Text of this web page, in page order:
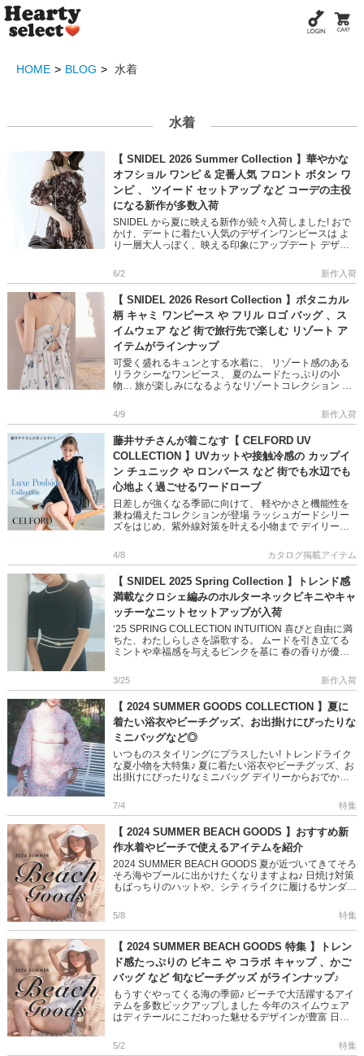
HOME BLOG 水着
水着
【 SNIDEL 2026 Summer Collection 】華やかな
オフショル ワンピ & 定番人気 フロント ボタン ワ
ンピ 、 ツイード セットアップ など コーデの主役
になる新作が多数入荷
SNIDEL から夏に映える新作が続々入荷しました! おで
かけ、デートに着たい人気のデザインワンピースは よ
り一層大人っぽく、映える印象にアップデート デザイ
で 大人の遊 […]
6/2 新作入荷
【 SNIDEL 2026 Resort Collection 】ボタニカル
柄 キャミ ワンピース や フリル ロゴ バッグ 、ス
イムウェア など 街で旅行先で楽しむ リゾート ア
イテムがラインナップ
可愛く盛れるキュンとする水着に、 リゾート感のある
リラクシーなワンピース、 夏のムードたっぷりの小
物… 旅が楽しみになるようなリゾートコレクション 春
4/9 新作入荷
藤井サチさんが着こなす【 CELFORD UV
COLLECTION 】UVカットや接触冷感の カップイ
ン チュニック や ロンパース など 街でも水辺でも
心地よく過ごせるワードローブ
日差しが強くなる季節に向けて、 軽やかさと機能性を
兼ね備えたコレクションが登場 ラッシュガードシリー
ズをはじめ、紫外線対策を叶える小物まで デイリーに
着用画像でご紹介し […]
4/8 カタログ掲載アイテム
【 SNIDEL 2025 Spring Collection 】トレンド感
満載なクロシェ編みのホルターネックビキニやキャ
ッチーなニットセットアップが入荷
‘25 SPRING COLLECTION INTUITION 喜びと自由に満
ちた、わたしらしさを謳歌する。 ムードを引き立てる
ミントや幸福感を与えるピンクを基に 春の香りが優し
3/25 新作入荷
【 2024 SUMMER GOODS COLLECTION 】夏に
着たい浴衣やビーチグッズ、お出掛けにぴったりな
ミニバッグなど◎
いつものスタイリングにプラスしたい! トレンドライク
な夏小物を大特集♪ 夏に着たい浴衣やビーチグッズ、お
出掛けにぴったりなミニバッグ デイリーからおでかけ
是非チェックして […]
7/4 特集
【 2024 SUMMER BEACH GOODS 】おすすめ新
作水着やビーチで使えるアイテムを紹介
2024 SUMMER BEACH GOODS 夏が近づいてきてそろ
そろ海やプールに出かけたくなりますよね♪ 日焼け対策
もばっちりのハットや、シティライクに履けるサンダル
5/8 特集
【 2024 SUMMER BEACH GOODS 特集 】トレン
ド感たっぷりの ビキニ や コラボ キャップ 、かご
バッグ など 旬なビーチグッズ がラインナップ♪
もうすぐやってくる海の季節♪ ビーチで大活躍するアイ
テムを多数ピックアップしました 今年のスイムウェア
はディテールにこだわった魅せるデザインが豊富 日焼
ンダルなど 人気ブ […]
5/2 特集